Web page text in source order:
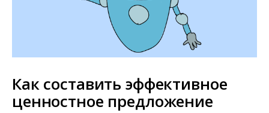
Как составить эффективное
ценностное предложение